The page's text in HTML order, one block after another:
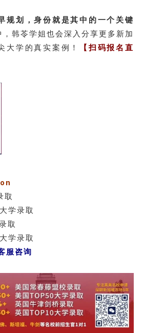
规划，身份就是其中的一个关键
韩苓学姐也会深入分享更多新加
大学的真实案例！
【扫码报名直
取
学录取
取
学录取
服咨询